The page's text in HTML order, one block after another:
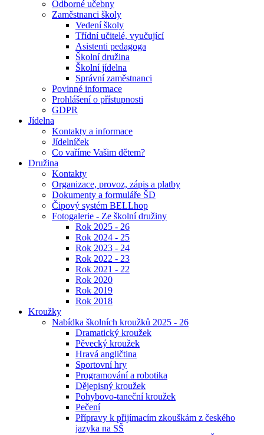
Odborné učebny
Zaměstnanci školy
Vedení školy
Třídní učitelé, vyučující
Asistenti pedagoga
Školní družina
Školní jídelna
Správní zaměstnanci
Povinné informace
Prohlášení o přístupnosti
GDPR
Jídelna
Kontakty a informace
Jídelníček
Co vaříme Vašim dětem?
Družina
Kontakty
Organizace, provoz, zápis a platby
Dokumenty a formuláře ŠD
Čipový systém BELLhop
Fotogalerie - Ze školní družiny
Rok 2025 - 26
Rok 2024 - 25
Rok 2023 - 24
Rok 2022 - 23
Rok 2021 - 22
Rok 2020
Rok 2019
Rok 2018
Kroužky
Nabídka školních kroužků 2025 - 26
Dramatický kroužek
Pěvecký kroužek
Hravá angličtina
Sportovní hry
Programování a robotika
Dějepisný kroužek
Pohybovo-taneční kroužek
Pečení
Přípravy k přijímacím zkouškám z českého
jazyka na SŠ